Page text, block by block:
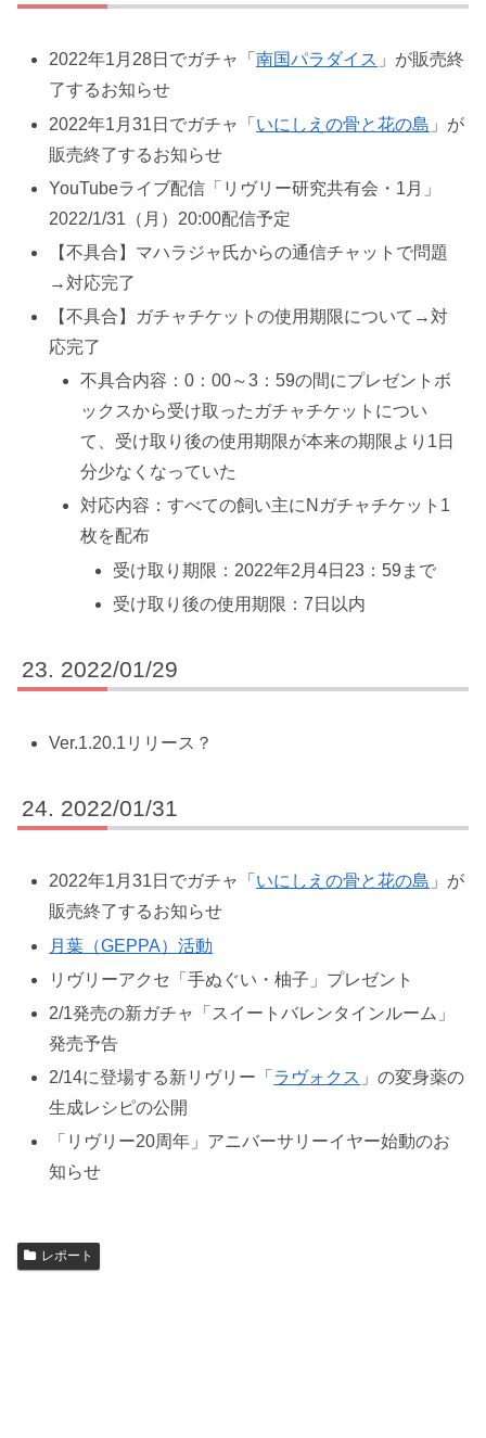
2022年1月28日でガチャ「南国パラダイス 」が販売終
了するお知らせ
2022年1月31日でガチャ「 いにしえの骨と花の島 」が
販売終了するお知らせ
YouTubeライブ配信「リヴリー研究共有会・1月」
2022/1/31（月）20:00配信予定
【不具合】マハラジャ氏からの通信チャットで問題
→対応完了
【不具合】ガチャチケットの使用期限について→対
応完了
不具合内容：0：00～3：59の間にプレゼントボ
ックスから受け取ったガチャチケットについ
て、受け取り後の使用期限が本来の期限より1日
分少なくなっていた
対応内容：すべての飼い主にNガチャチケット1
枚を配布
受け取り期限：2022年2月4日23：59まで
受け取り後の使用期限：7日以内
2022/01/29
Ver.1.20.1リリース？
2022/01/31
2022年1月31日でガチャ「 いにしえの骨と花の島 」が
販売終了するお知らせ
月葉（GEPPA）活動
リヴリーアクセ「手ぬぐい・柚子」プレゼント
2/1発売の新ガチャ「スイートバレンタインルーム」
発売予告
2/14に登場する新リヴリー「 ラヴォクス 」の変身薬の
生成レシピの公開
「リヴリー20周年」アニバーサリーイヤー始動のお
知らせ
レポート